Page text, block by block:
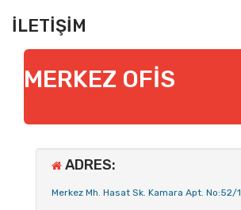
İLETIŞIM
MERKEZ OFİS
ADRES:
Merkez Mh. Hasat Sk. Kamara Apt. No:52/1